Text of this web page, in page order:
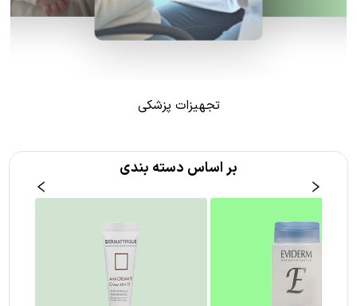
تجهیزات پزشکی
بر اساس دسته بندی